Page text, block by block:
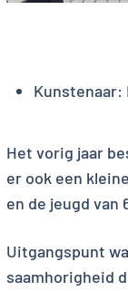
Kunstenaar:
Het vorig jaar
er ook een
en de jeugd van
Uitgangspunt
saamhorigheid